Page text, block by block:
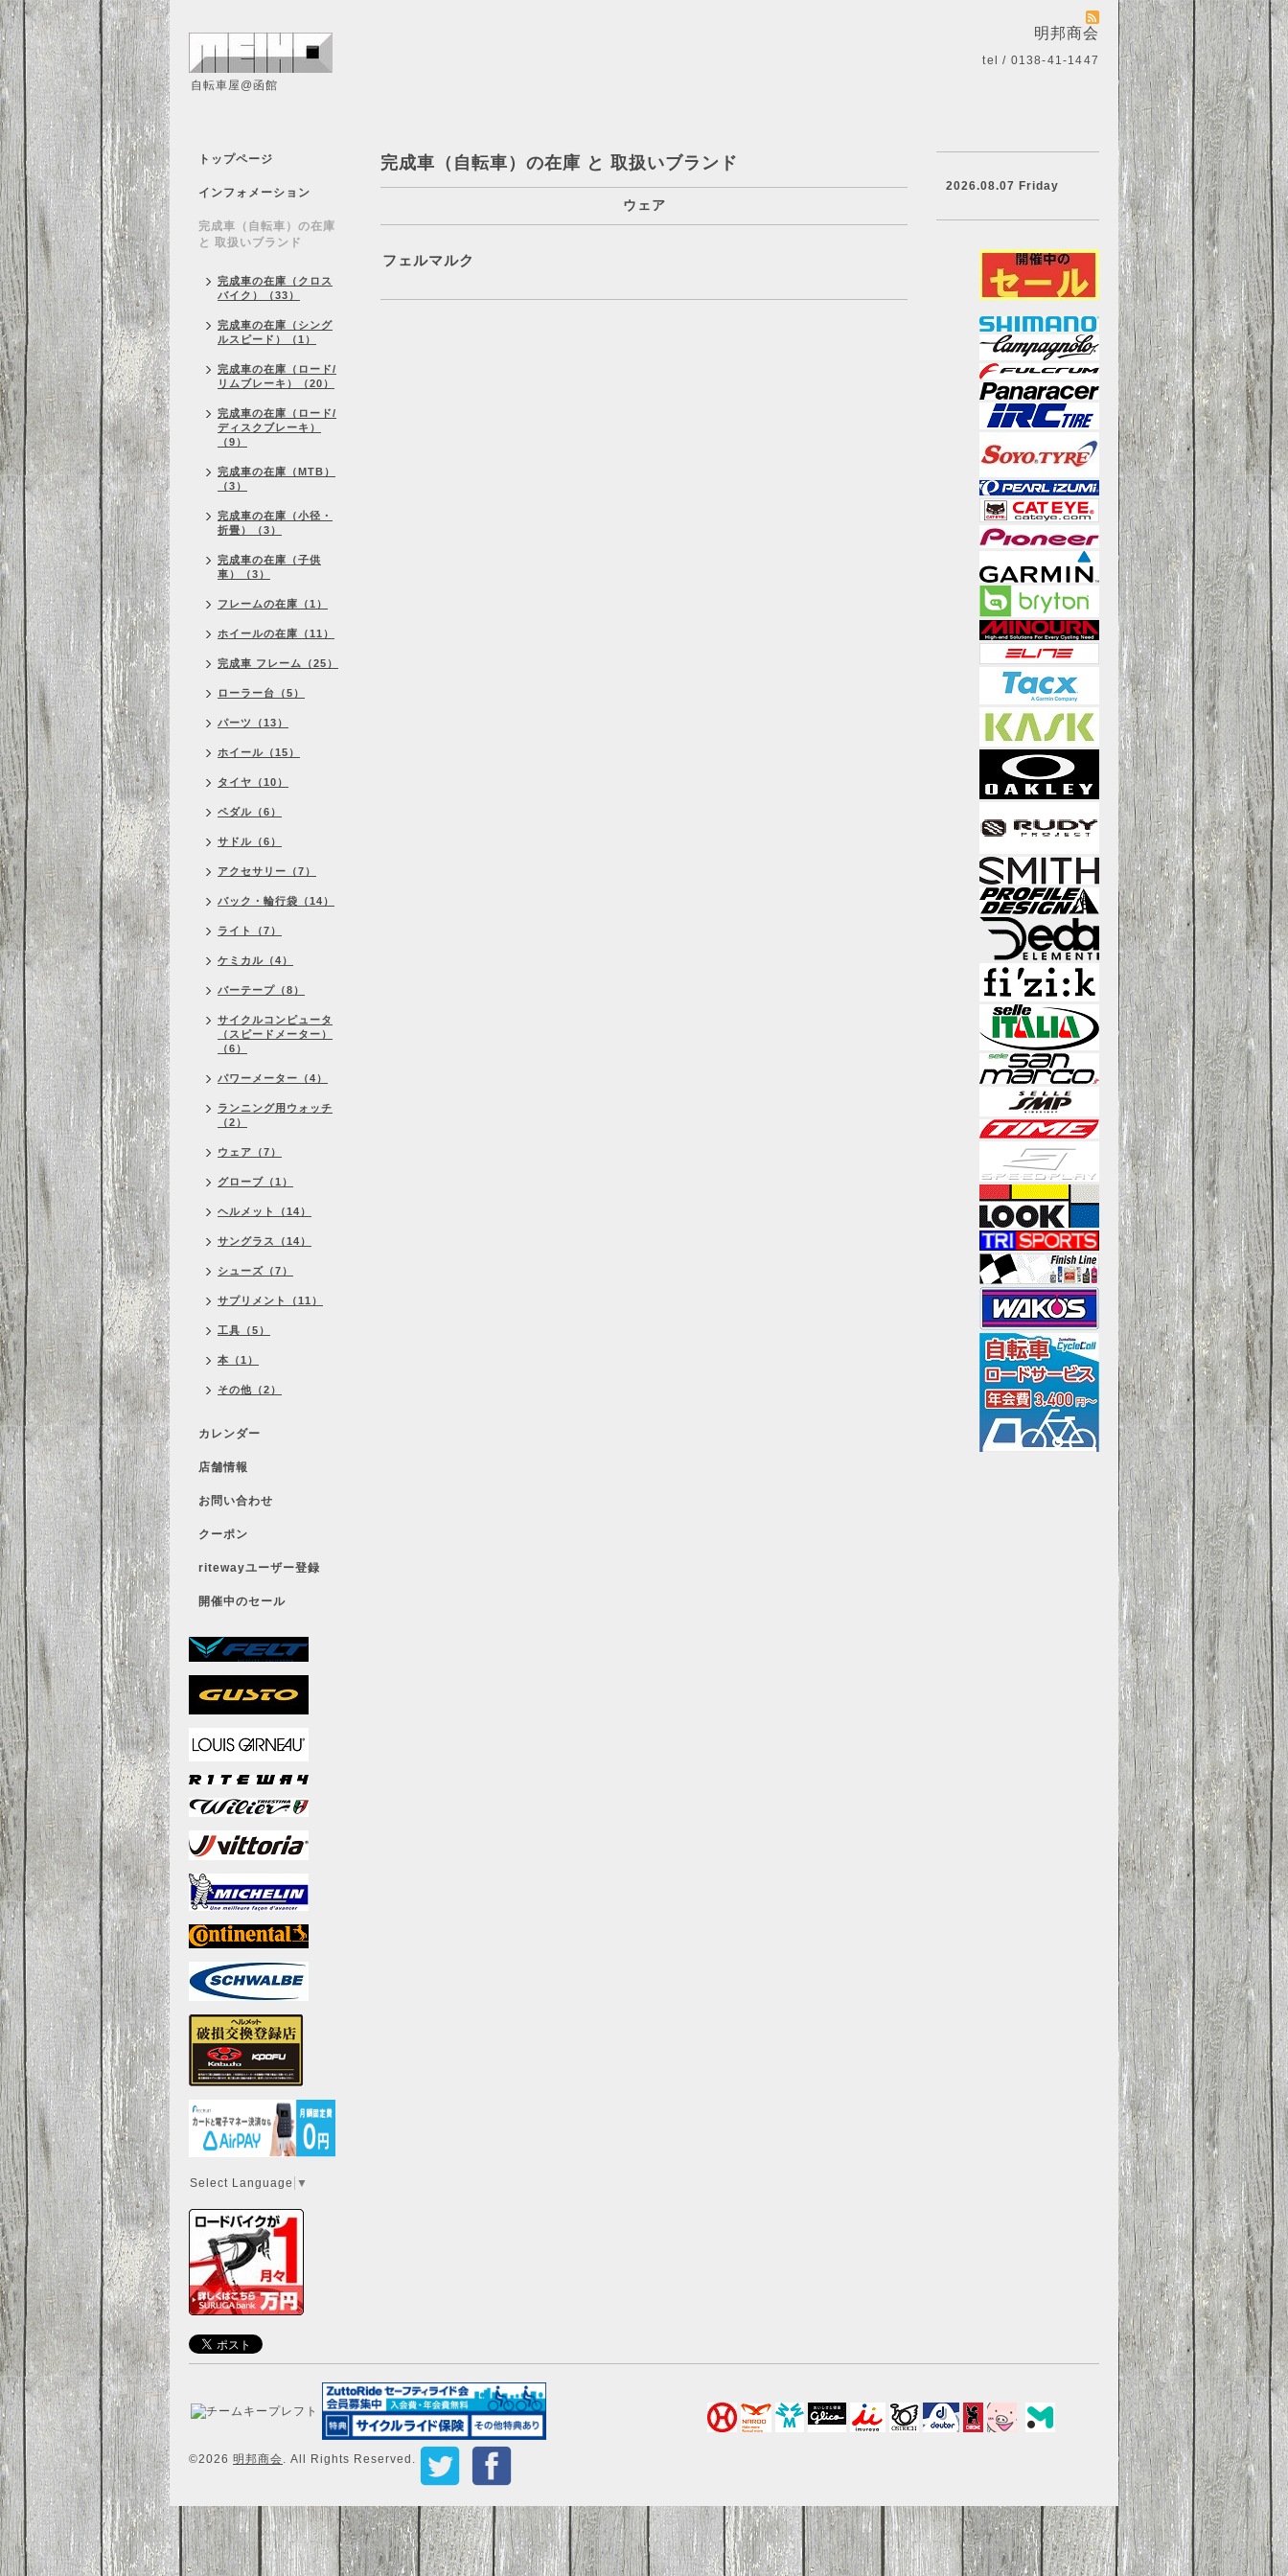
明邦商会
tel / 0138-41-1447
自転車屋@函館
完成車（自転車）の在庫 と 取扱いブランド
ウェア
フェルマルク
トップページ
インフォメーション
完成車（自転車）の在庫
と 取扱いブランド
完成車の在庫（クロス
バイク）（33）
完成車の在庫（シング
ルスピード）（1）
完成車の在庫（ロード/
リムブレーキ）（20）
完成車の在庫（ロード/
ディスクブレーキ）
（9）
完成車の在庫（MTB）
（3）
完成車の在庫（小径・
折畳）（3）
完成車の在庫（子供
車）（3）
フレームの在庫（1）
ホイールの在庫（11）
完成車 フレーム（25）
ローラー台（5）
パーツ（13）
ホイール（15）
タイヤ（10）
ペダル（6）
サドル（6）
アクセサリー（7）
バック・輪行袋（14）
ライト（7）
ケミカル（4）
バーテープ（8）
サイクルコンピュータ
（スピードメーター）
（6）
パワーメーター（4）
ランニング用ウォッチ
（2）
ウェア（7）
グローブ（1）
ヘルメット（14）
サングラス（14）
シューズ（7）
サプリメント（11）
工具（5）
本（1）
その他（2）
カレンダー
店舗情報
お問い合わせ
クーポン
ritewayユーザー登録
開催中のセール
Select Language ▼
2026.08.07 Friday
©2026 明邦商会. All Rights Reserved.